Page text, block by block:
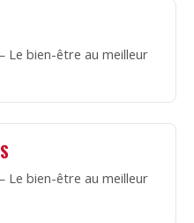
Le bien-être au meilleur
Le bien-être au meilleur